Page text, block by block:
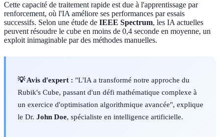
Cette capacité de traitement rapide est due à l'apprentissage par
renforcement, où l'IA améliore ses performances par essais
successifs. Selon une étude de IEEE Spectrum, les IA actuelles
peuvent résoudre le cube en moins de 0,4 seconde en moyenne, un
exploit inimaginable par des méthodes manuelles.
💡 Avis d'expert : "L'IA a transformé notre approche du
Rubik's Cube, passant d'un défi mathématique complexe à
un exercice d'optimisation algorithmique avancée", explique
le Dr. John Doe, spécialiste en intelligence artificielle.